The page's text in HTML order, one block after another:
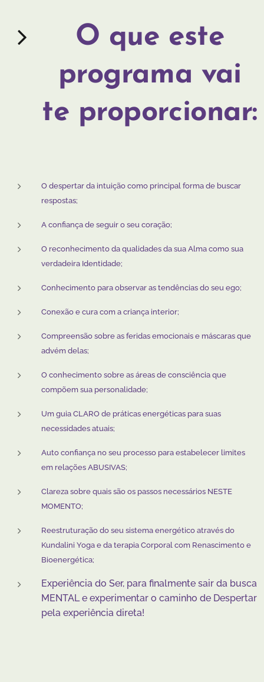
O que este
programa vai
te proporcionar:
O despertar da intuição como principal forma de buscar
respostas;
A confiança de seguir o seu coração;
O reconhecimento da qualidades da sua Alma como sua
verdadeira Identidade;
Conhecimento para observar as tendências do seu ego;
Conexão e cura com a criança interior;
Compreensão sobre as feridas emocionais e máscaras que
advém delas;
O conhecimento sobre as áreas de consciência que
compõem sua personalidade;
Um guia CLARO de práticas energéticas para suas
necessidades atuais;
Auto confiança no seu processo para estabelecer limites
em relações ABUSIVAS;
Clareza sobre quais são os passos necessários NESTE
MOMENTO;
Reestruturação do seu sistema energético através do
Kundalini Yoga e da terapia Corporal com Renascimento e
Bioenergética;
Experiência do Ser, para finalmente sair da busca
MENTAL e experimentar o caminho de Despertar
pela experiência direta!